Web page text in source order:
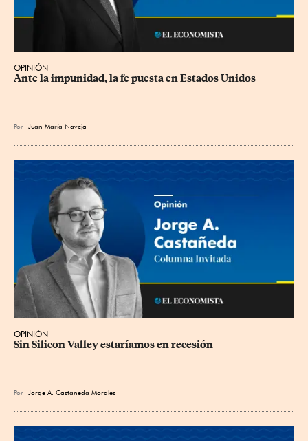
OPINIÓN
Ante la impunidad, la fe puesta en Estados Unidos
Por Juan María Naveja
OPINIÓN
Sin Silicon Valley estaríamos en recesión
Por Jorge A. Castañeda Morales